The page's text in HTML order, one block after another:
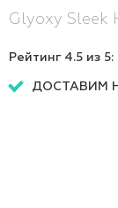
Glyoxy Sleek
Рейтинг 4.5 из 5:
ДОСТАВИМ